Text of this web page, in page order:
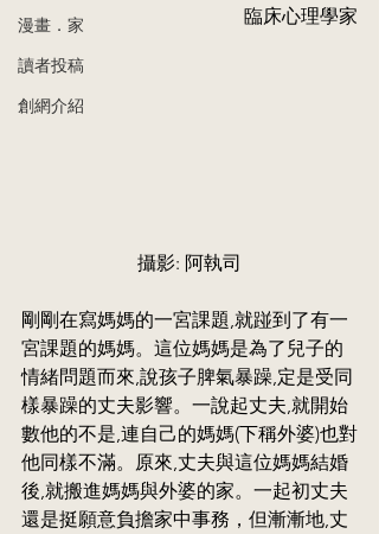
漫畫．家
讀者投稿
創網介紹
臨床心理學家
攝影: 阿執司
剛剛在寫媽媽的一宮課題,就踫到了有一
宮課題的媽媽。這位媽媽是為了兒子的
情緒問題而來,說孩子脾氣暴躁,定是受同
樣暴躁的丈夫影響。一說起丈夫,就開始
數他的不是,連自己的媽媽(下稱外婆)也對
他同樣不滿。原來,丈夫與這位媽媽結婚
後,就搬進媽媽與外婆的家。一起初丈夫
還是挺願意負擔家中事務，但漸漸地,丈